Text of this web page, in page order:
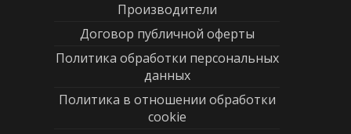
Производители
Договор публичной оферты
Политика обработки персональных
данных
Политика в отношении обработки
cookie